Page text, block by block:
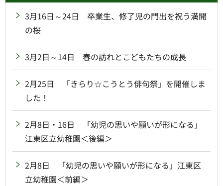
3月16日～24日 卒業生、修了児の門出を祝う満開
の桜
3月2日～14日 春の訪れとこどもたちの成長
2月25日 「きらり☆こうとう俳句祭」を開催しま
した！
2月8日・16日 「幼児の思いや願いが形になる」
江東区立幼稚園＜後編＞
2月8日 「幼児の思いや願いが形になる」江東区
立幼稚園＜前編＞